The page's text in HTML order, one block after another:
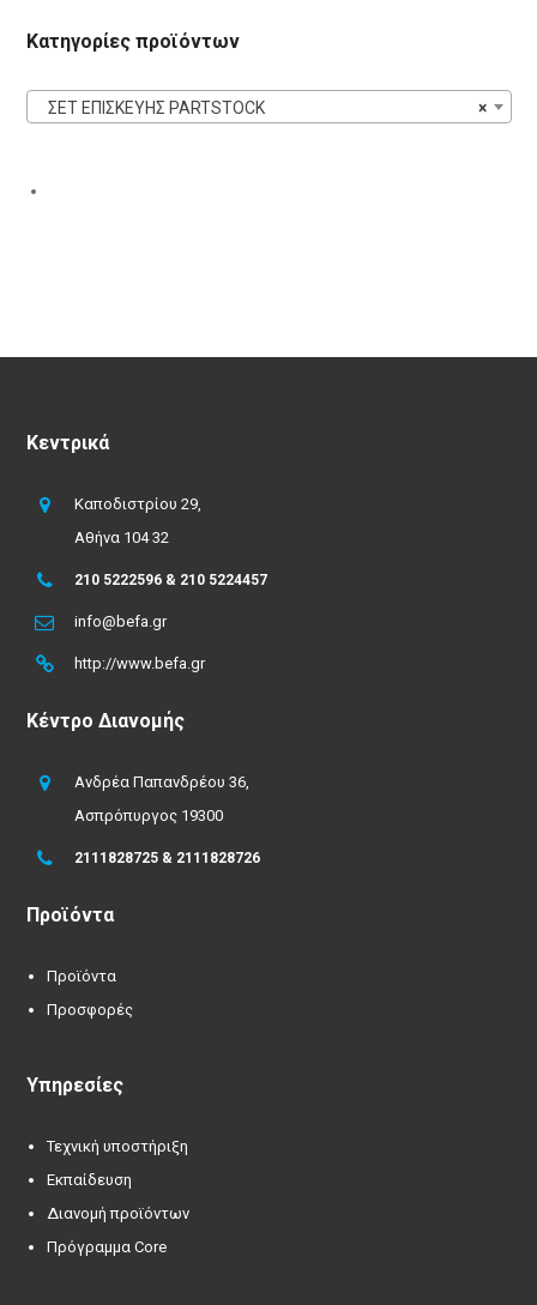
Κατηγορίες προϊόντων
×
ΣΕΤ ΕΠΙΣΚΕΥΗΣ PARTSTOCK
Κεντρικά
Καποδιστρίου 29,
Αθήνα 104 32
210 5222596 & 210 5224457
info@befa.gr
http://www.befa.gr
Κέντρο Διανομής
Ανδρέα Παπανδρέου 36,
Ασπρόπυργος 19300
2111828725 & 2111828726
Προϊόντα
Προϊόντα
Προσφορές
Υπηρεσίες
Τεχνική υποστήριξη
Εκπαίδευση
Διανομή προϊόντων
Πρόγραμμα Core